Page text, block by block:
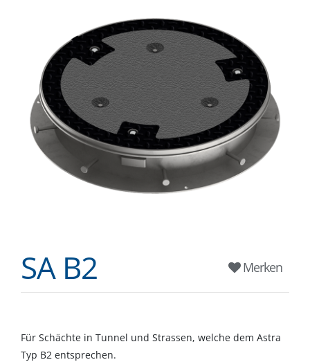
SA B2 Merken
Für Schächte in Tunnel und Strassen, welche dem Astra
Typ B2 entsprechen.